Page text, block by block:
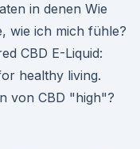
in denen Wie
wie ich mich fühle?
CBD E-Liquid:
healthy living.
von CBD "high"?